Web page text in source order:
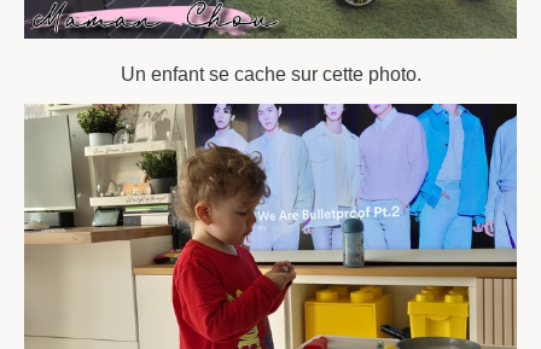
Un enfant se cache sur cette photo.